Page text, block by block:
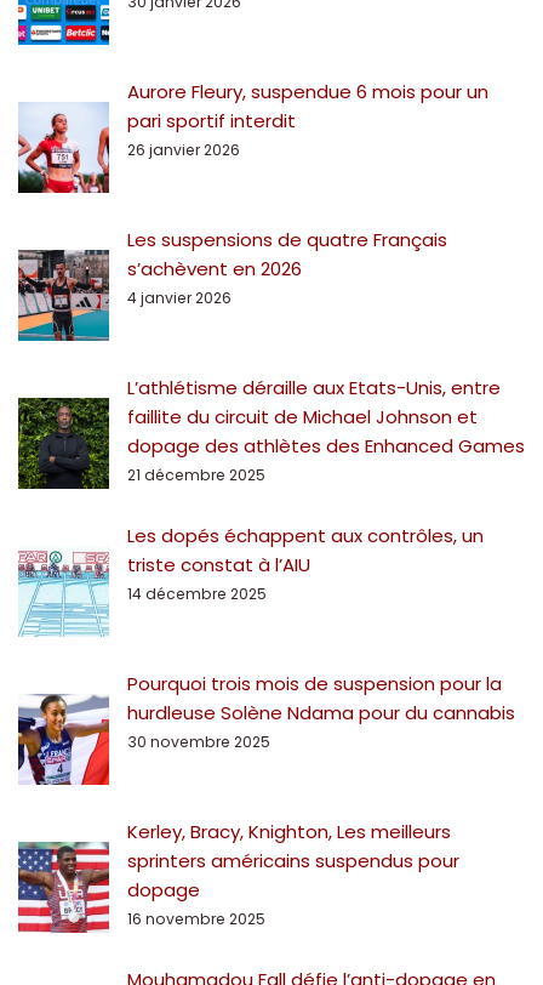
Aurore Fleury, suspendue 6 mois pour un
pari sportif interdit
26 janvier 2026
Les suspensions de quatre Français
s’achèvent en 2026
4 janvier 2026
L’athlétisme déraille aux Etats-Unis, entre
faillite du circuit de Michael Johnson et
dopage des athlètes des Enhanced Games
21 décembre 2025
Les dopés échappent aux contrôles, un
triste constat à l’AIU
14 décembre 2025
Pourquoi trois mois de suspension pour la
hurdleuse Solène Ndama pour du cannabis
30 novembre 2025
Kerley, Bracy, Knighton, Les meilleurs
sprinters américains suspendus pour
dopage
16 novembre 2025
Mouhamadou Fall défie l’anti-dopage en